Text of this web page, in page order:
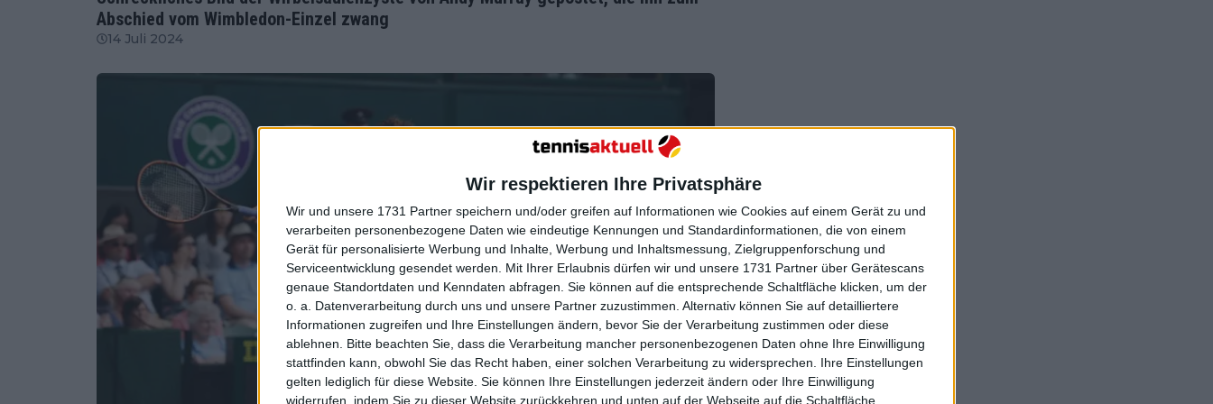
Wir respektieren Ihre Privatsphäre
Wir und unsere 1731 Partner speichern und/oder greifen auf Informationen wie Cookies auf einem Gerät zu und
verarbeiten personenbezogene Daten wie eindeutige Kennungen und Standardinformationen, die von einem
Gerät für personalisierte Werbung und Inhalte, Werbung und Inhaltsmessung, Zielgruppenforschung und
Serviceentwicklung gesendet werden.
Mit Ihrer Erlaubnis dürfen wir und unsere 1731 Partner über Gerätescans
genaue Standortdaten und Kenndaten abfragen. Sie können auf die entsprechende Schaltfläche klicken, um der
o. a. Datenverarbeitung durch uns und unsere Partner zuzustimmen. Alternativ können Sie auf detailliertere
Informationen zugreifen und Ihre Einstellungen ändern, bevor Sie der Verarbeitung zustimmen oder diese
ablehnen.
Bitte beachten Sie, dass die Verarbeitung mancher personenbezogenen Daten ohne Ihre Einwilligung
stattfinden kann, obwohl Sie das Recht haben, einer solchen Verarbeitung zu widersprechen. Ihre Einstellungen
gelten lediglich für diese Website. Sie können Ihre Einstellungen jederzeit ändern oder Ihre Einwilligung
widerrufen, indem Sie zu dieser Website zurückkehren und unten auf der Webseite auf die Schaltfläche
Abschied vom Wimbledon-Einzel zwang
14 Juli 2024